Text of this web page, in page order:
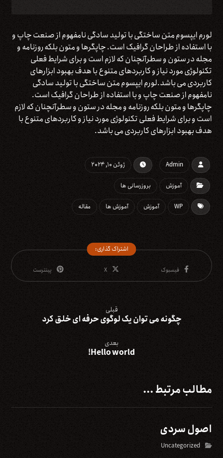
لورم ایپسوم متن ساختگی با تولید سادگی نامفهوم از صنعت چاپ و
با استفاده از طراحان گرافیک است. چاپگرها و متون بلکه روزنامه و
مجله در ستون و سطرآنچنان که لازم است و برای شرایط فعلی
تکنولوژی مورد نیاز و کاربردهای متنوع با هدف بهبود ابزارهای
کاربردی می باشد.لورم ایپسوم متن ساختگی با تولید سادگی
نامفهوم از صنعت چاپ و با استفاده از طراحان گرافیک است.
چاپگرها و متون بلکه روزنامه و مجله در ستون و سطرآنچنان که لازم
است و برای شرایط فعلی تکنولوژی مورد نیاز و کاربردهای متنوع با
هدف بهبود ابزارهای کاربردی می باشد.
Admin ژوئن ۱۰, ۲۰۲۴
آموزش بروزرسانی ها
WP آموزش آموزش ها مقاله
فیسبوک X پینترست
قبلی
چگونه می توان یک لوگوی حرفه ای خلق کرد
بعدی
Hello world!
مطالب مرتبط ...
اصول سردی
Uncategorized